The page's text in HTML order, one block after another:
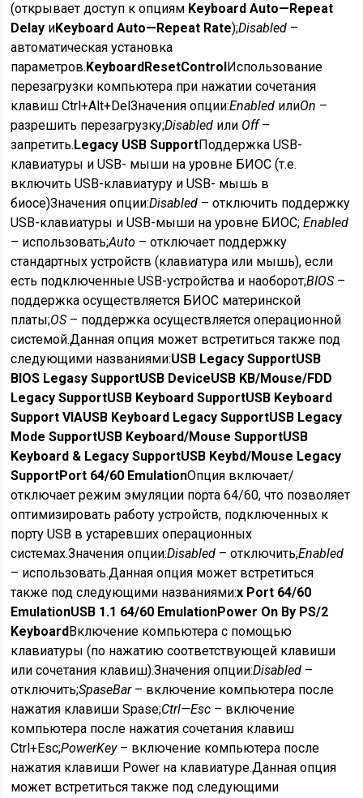
(открывает доступ к опциям Keyboard Auto—Repeat
Delay иKeyboard Auto—Repeat Rate);Disabled –
автоматическая установка
параметров.KeyboardResetControlИспользование
перезагрузки компьютера при нажатии сочетания
клавиш Ctrl+Alt+DelЗначения опции:Enabled илиOn –
разрешить перезагрузку;Disabled или Off–
запретить.Legacy USB SupportПоддержка USB-
клавиатуры и USB- мыши на уровне БИОС (т.е.
включить USB-клавиатуру и USB- мышь в
биосе)Значения опции:Disabled – отключить поддержку
USB-клавиатуры и USB-мыши на уровне БИОС;Enabled
– использовать;Auto – отключает поддержку
стандартных устройств (клавиатура или мышь), если
есть подключенные USB-устройства и наоборот;BIOS–
поддержка осуществляется БИОС материнской
платы;OS– поддержка осуществляется операционной
системой.Данная опция может встретиться также под
следующими названиями:USB Legacy SupportUSB
BIOS Legasy SupportUSB DeviceUSB KB/Mouse/FDD
Legacy SupportUSB Keyboard SupportUSB Keyboard
Support VIAUSB Keyboard Legacy SupportUSB Legacy
Mode SupportUSB Keyboard/Mouse SupportUSB
Keyboard & Legacy SupportUSB Keybd/Mouse Legacy
SupportPort 64/60 EmulationОпция включает/
отключает режим эмуляции порта 64/60, что позволяет
оптимизировать работу устройств, подключенных к
порту USB в устаревших операционных
системах.Значения опции:Disabled – отключить;Enabled
– использовать.Данная опция может встретиться
также под следующими названиями:x Port 64/60
EmulationUSB 1.1 64/60 EmulationPower On By PS/2
KeyboardВключение компьютера с помощью
клавиатуры (по нажатию соответствующей клавиши
или сочетания клавиш).Значения опции:Disabled –
отключить;SpaseBar– включение компьютера после
нажатия клавиши Spase;Ctrl—Esc – включение
компьютера после нажатия сочетания клавиш
Ctrl+Esc;PowerKey– включение компьютера после
нажатия клавиши Power на клавиатуре.Данная опция
может встретиться также под следующими